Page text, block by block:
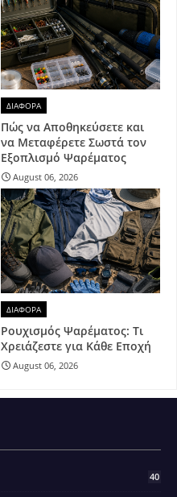
ΔΙΑΦΟΡΑ
Πώς να Αποθηκεύσετε και
να Μεταφέρετε Σωστά τον
Εξοπλισμό Ψαρέματος
August 06, 2026
ΔΙΑΦΟΡΑ
Ρουχισμός Ψαρέματος: Τι
Χρειάζεστε για Κάθε Εποχή
August 06, 2026
40